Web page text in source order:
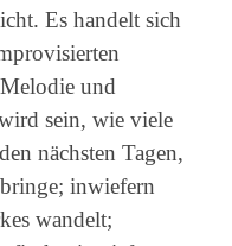
Es handelt sich
und
sein, wie viele
nächsten Tagen,
inwiefern
wandelt;